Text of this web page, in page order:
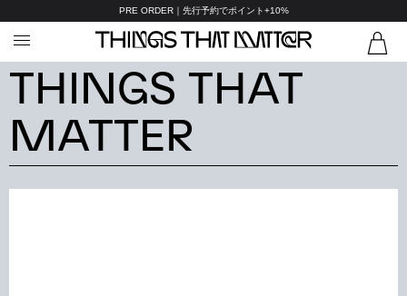
PRE ORDER｜先行予約でポイント+10%
THINGS THAT
MATTER